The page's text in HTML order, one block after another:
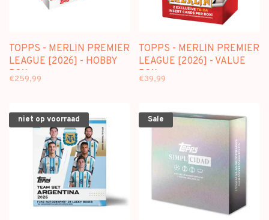
TOPPS - MERLIN PREMIER
LEAGUE [2026] - HOBBY
BOX
€259,99
TOPPS - MERLIN PREMIER
LEAGUE [2026] - VALUE
BOX
€39,99
niet op voorraad Sale